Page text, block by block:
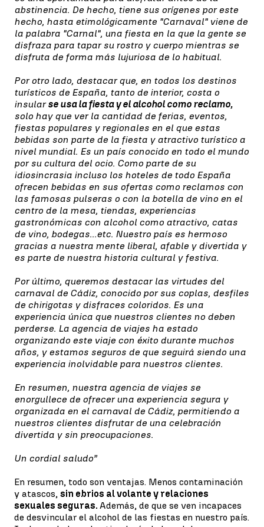
abstinencia. De hecho, tiene sus orígenes por este
hecho, hasta etimológicamente "Carnaval" viene de
la palabra "Carnal", una fiesta en la que la gente se
disfraza para tapar su rostro y cuerpo mientras se
disfruta de forma más lujuriosa de lo habitual.
Por otro lado, destacar que, en todos los destinos
turísticos de España, tanto de interior, costa o
insularse usa la fiesta y el alcohol como reclamo,
solo hay que ver la cantidad de ferias, eventos,
fiestas populares y regionales en el que estas
bebidas son parte de la fiesta y atractivo turístico a
nivel mundial. Es un país conocido en todo el mundo
por su cultura del ocio. Como parte de su
idiosincrasia incluso los hoteles de todo España
ofrecen bebidas en sus ofertas como reclamos con
las famosas pulseras o con la botella de vino en el
centro de la mesa, tiendas, experiencias
gastronómicas con alcohol como atractivo, catas
de vino, bodegas...etc. Nuestro país es hermoso
gracias a nuestra mente liberal, afable y divertida y
es parte de nuestra historia cultural y festiva.
Por último, queremos destacar las virtudes del
carnaval de Cádiz, conocido por sus coplas, desfiles
de chirigotas y disfraces coloridos. Es una
experiencia única que nuestros clientes no deben
perderse. La agencia de viajes ha estado
organizando este viaje con éxito durante muchos
años, y estamos seguros de que seguirá siendo una
experiencia inolvidable para nuestros clientes.
En resumen, nuestra agencia de viajes se
enorgullece de ofrecer una experiencia segura y
organizada en el carnaval de Cádiz, permitiendo a
nuestros clientes disfrutar de una celebración
divertida y sin preocupaciones.
Un cordial saludo”
En resumen, todo son ventajas. Menos contaminación
y atascos, sin ebrios al volante y relaciones
sexuales seguras. Además, de que se ven incapaces
de desvincular el alcohol de las fiestas en nuestro país.